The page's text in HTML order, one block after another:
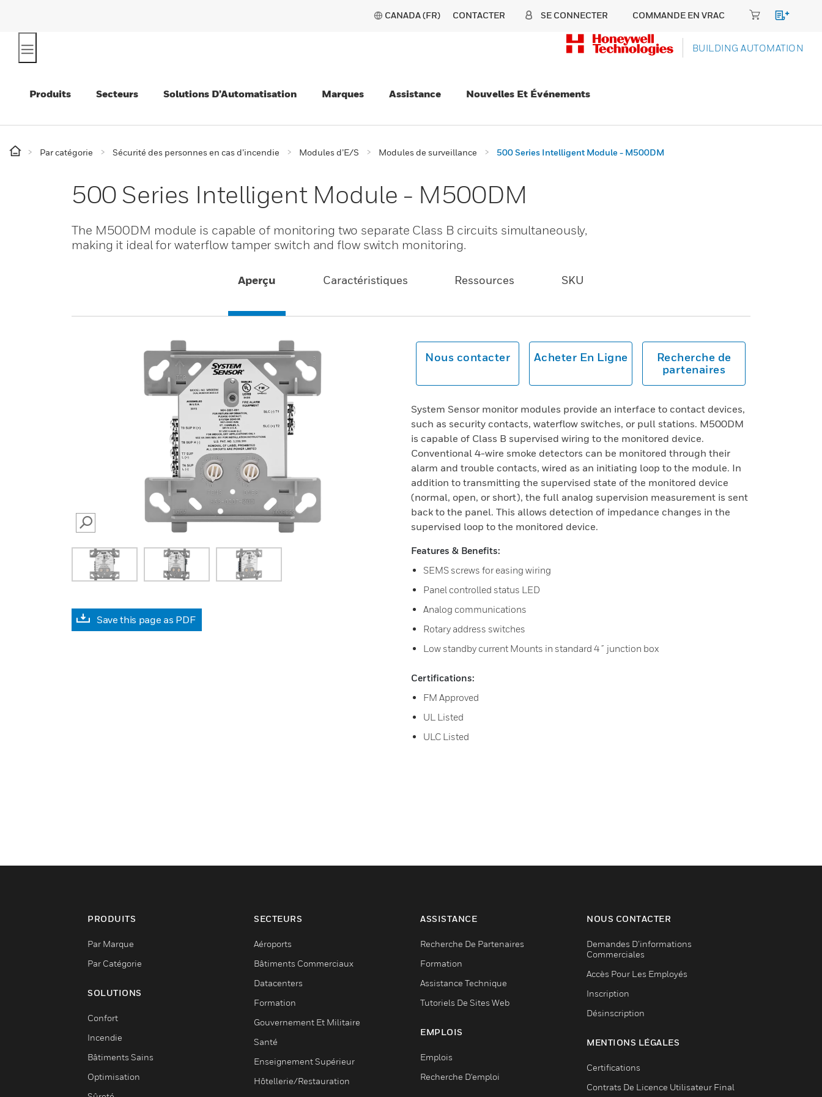
CANADA (FR) CONTACTER SE CONNECTER COMMANDE EN VRAC
BUILDING AUTOMATION
Produits Secteurs Solutions D’Automatisation Marques Assistance Nouvelles Et Événements
Par catégorie Sécurité des personnes en cas d’incendie Modules d’E/S Modules de surveillance 500 Series Intelligent Module - M500DM
500 Series Intelligent Module - M500DM
The M500DM module is capable of monitoring two separate Class B circuits simultaneously,
making it ideal for waterflow tamper switch and flow switch monitoring.
Aperçu Caractéristiques Ressources SKU
SEARCH
Save this page as PDF
Nous contacter Acheter En Ligne
Recherche de
partenaires
System Sensor monitor modules provide an interface to contact devices,
such as security contacts, waterflow switches, or pull stations. M500DM
is capable of Class B supervised wiring to the monitored device.
Conventional 4-wire smoke detectors can be monitored through their
alarm and trouble contacts, wired as an initiating loop to the module. In
addition to transmitting the supervised state of the monitored device
(normal, open, or short), the full analog supervision measurement is sent
back to the panel. This allows detection of impedance changes in the
supervised loop to the monitored device.
Features & Benefits:
SEMS screws for easing wiring
Panel controlled status LED
Analog communications
Rotary address switches
Low standby current Mounts in standard 4˝ junction box
Certifications:
FM Approved
UL Listed
ULC Listed
PRODUITS
Par Marque
Par Catégorie
SOLUTIONS
Confort
Incendie
Bâtiments Sains
Optimisation
SECTEURS
Aéroports
Bâtiments Commerciaux
Datacenters
Formation
Gouvernement Et Militaire
Santé
Enseignement Supérieur
Hôtellerie/Restauration
ASSISTANCE
Recherche De Partenaires
Formation
Assistance Technique
Tutoriels De Sites Web
EMPLOIS
Emplois
Recherche D'emploi
NOUS CONTACTER
Demandes D’informations
Commerciales
Accès Pour Les Employés
Inscription
Désinscription
MENTIONS LÉGALES
Certifications
Contrats De Licence Utilisateur Final